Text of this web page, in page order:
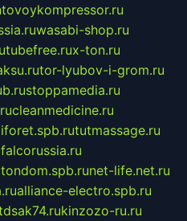
wasabi-shop.ru
x-ton.ru
tor-lyubov-i-grom.ru
stoppamedia.ru
cleanmedicine.ru
tutmassage.ru
falcorussia.ru
net-life.net.ru
alliance-electro.spb.ru
kinzozo-ru.ru